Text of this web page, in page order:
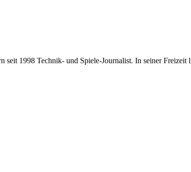
seit 1998 Technik- und Spiele-Journalist. In seiner